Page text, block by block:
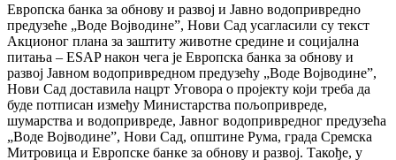
Европска банка за обнову и развој и Јавно водопривредно
предузеће „Воде Војводине”, Нови Сад усагласили су текст
Акционог плана за заштиту животне средине и социјална
питања – ЕSAP након чега је Европска банка за обнову и
развој Јавном водопривредном предузећу „Воде Војводине”,
Нови Сад доставила нацрт Уговора о пројекту који треба да
буде потписан између Министарства пољопривреде,
шумарства и водопривреде, Јавног водопривредног предузећа
„Воде Војводине”, Нови Сад, општине Рума, града Сремска
Митровица и Европске банке за обнову и развој. Такође, у